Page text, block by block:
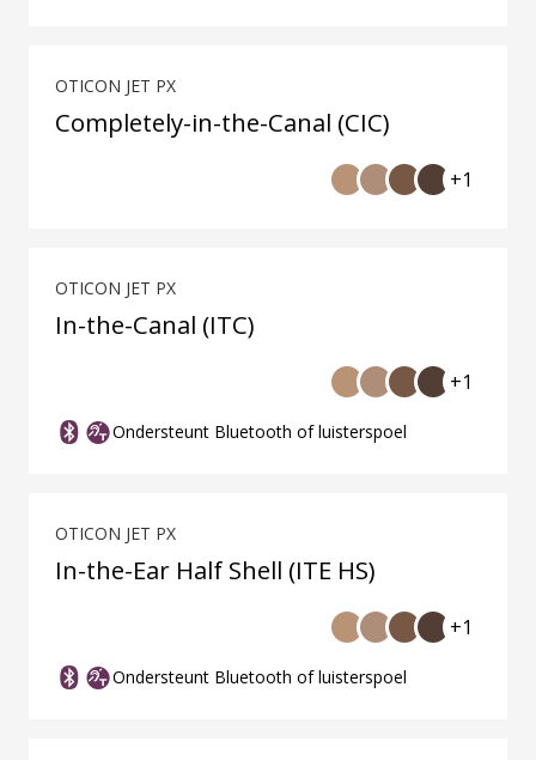
OTICON JET PX
Completely-in-the-Canal (CIC)
+1
OTICON JET PX
In-the-Canal (ITC)
+1
Ondersteunt Bluetooth of luisterspoel
OTICON JET PX
In-the-Ear Half Shell (ITE HS)
+1
Ondersteunt Bluetooth of luisterspoel